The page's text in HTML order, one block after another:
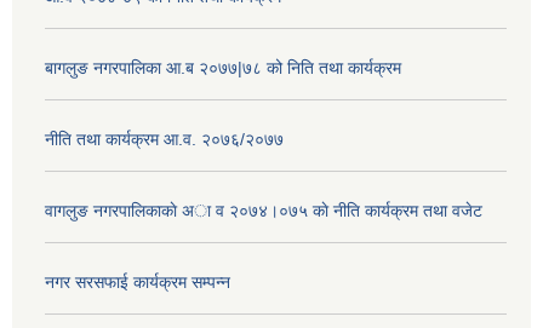
बागलुङ नगरपालिका आ.ब २०७७|७८ को निति तथा कार्यक्रम
नीति तथा कार्यक्रम आ.व. २०७६/२०७७
वागलुङ नगरपालिकाकाे अा‍ व २०७४।०७५ काे नीति कार्यक्रम तथा वजेट
नगर सरसफाई कार्यक्रम सम्पन्न